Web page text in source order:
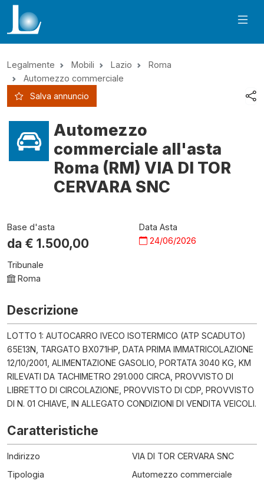
Legalmente Mobili Lazio
Roma
Automezzo commerciale
Salva annuncio
Automezzo
commerciale all'asta
Roma (RM) VIA DI TOR
CERVARA SNC
Base d'asta
da € 1.500,00
Data Asta
24/06/2026
Tribunale
Roma
Descrizione
LOTTO 1: AUTOCARRO IVECO ISOTERMICO (ATP SCADUTO)
65E13N, TARGATO BX071HP, DATA PRIMA IMMATRICOLAZIONE
12/10/2001, ALIMENTAZIONE GASOLIO, PORTATA 3040 KG, KM
RILEVATI DA TACHIMETRO 291.000 CIRCA, PROVVISTO DI
LIBRETTO DI CIRCOLAZIONE, PROVVISTO DI CDP, PROVVISTO
DI N. 01 CHIAVE, IN ALLEGATO CONDIZIONI DI VENDITA VEICOLI.
Caratteristiche
Indirizzo
VIA DI TOR CERVARA SNC
Tipologia
Automezzo commerciale